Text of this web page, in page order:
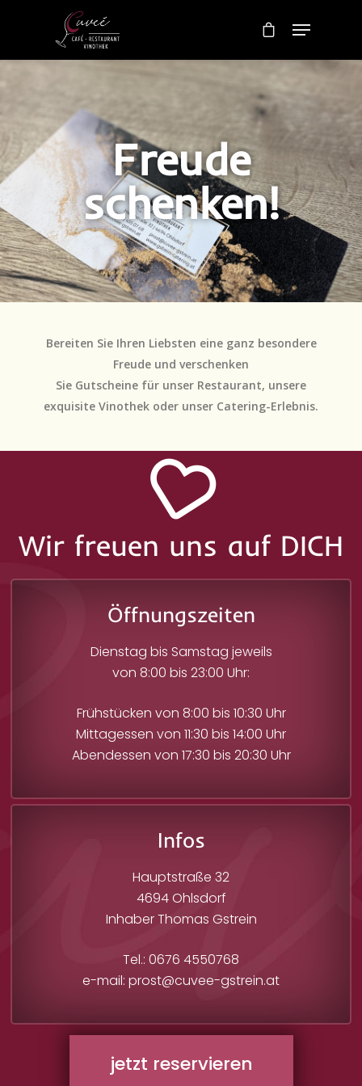
Freude
schenken!
Bereiten Sie Ihren Liebsten eine ganz besondere
Freude und verschenken
Sie Gutscheine für unser Restaurant, unsere
exquisite Vinothek oder unser Catering-Erlebnis.
Wir freuen uns auf DICH
Öffnungszeiten
Dienstag bis Samstag jeweils
von 8:00 bis 23:00 Uhr:
Frühstücken von 8:00 bis 10:30 Uhr
Mittagessen von 11:30 bis 14:00 Uhr
Abendessen von 17:30 bis 20:30 Uhr
Infos
Hauptstraße 32
4694 Ohlsdorf
Inhaber Thomas Gstrein
Tel.: 0676 4550768
e-mail: prost@cuvee-gstrein.at
jetzt reservieren